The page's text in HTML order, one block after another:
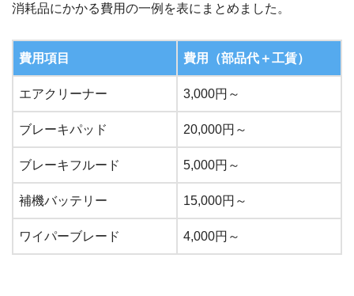
消耗品にかかる費用の一例を表にまとめました。
費用項目 費用（部品代＋工賃）
エアクリーナー 3,000円～
ブレーキパッド 20,000円～
ブレーキフルード 5,000円～
補機バッテリー 15,000円～
ワイパーブレード 4,000円～